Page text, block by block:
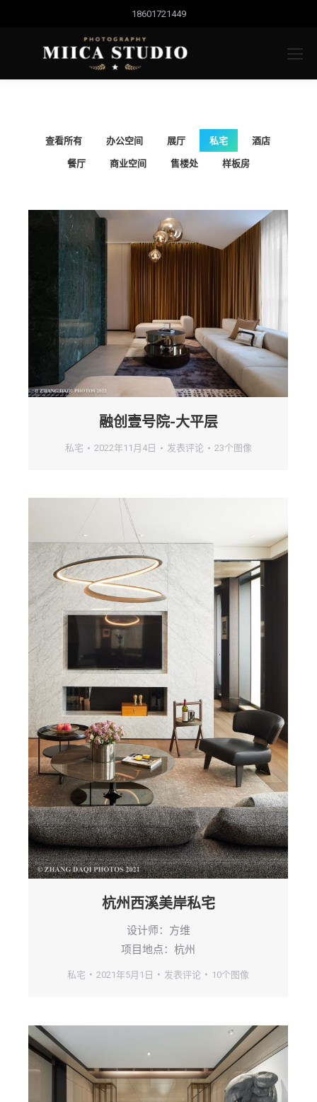
18601721449
查看所有 办公空间 展厅 私宅 酒店
餐厅 商业空间 售楼处 样板房
融创壹号院-大平层
私宅 2022年11月4日 发表评论 23个图像
杭州西溪美岸私宅
设计师：方维
项目地点：杭州
私宅 2021年5月1日 发表评论 10个图像